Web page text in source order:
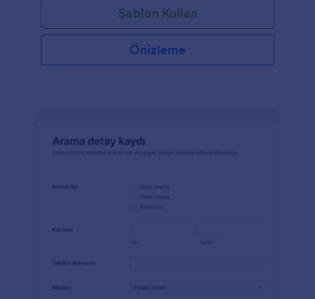
Şablon Kullan
Önizleme